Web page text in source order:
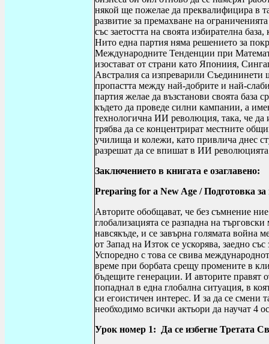
някой ще пожелае да преквалифицира в
развитие за премахване на
със заетостта на своята избирателна
Нито една партия няма решението за
Международните Тенденции при
изостават от страни като Япониия,
Австралия са изпреварили Съедининети
пропастта между най-добрите и най-
партия желае да възстанови своята база
където да проведе силни кампании, а
технологична ИИ революция, така, че да
трябва да се концентрират местните
училища и колежи, като привлича днес
разрешат да се впишат в ИИ
Заключението в книгата е озаглавено:
Preparing for a New Age /Подготовка за
Авторите обобщават, че без съмнение
глобализацията се разпадна на
навсякъде, и се завърна голямата война
от Запад на Изток се ускорява, заедно
Успоредно с това се свива
време при борбата срещу промените в
бъдещите генерации. И авторите правят
попаднал в една глобална ситуация, в
си егоистичен интерес. И за да се смени
необходимо всички актьори да научат 4
Урок номер 1:
Да се избегне Третата